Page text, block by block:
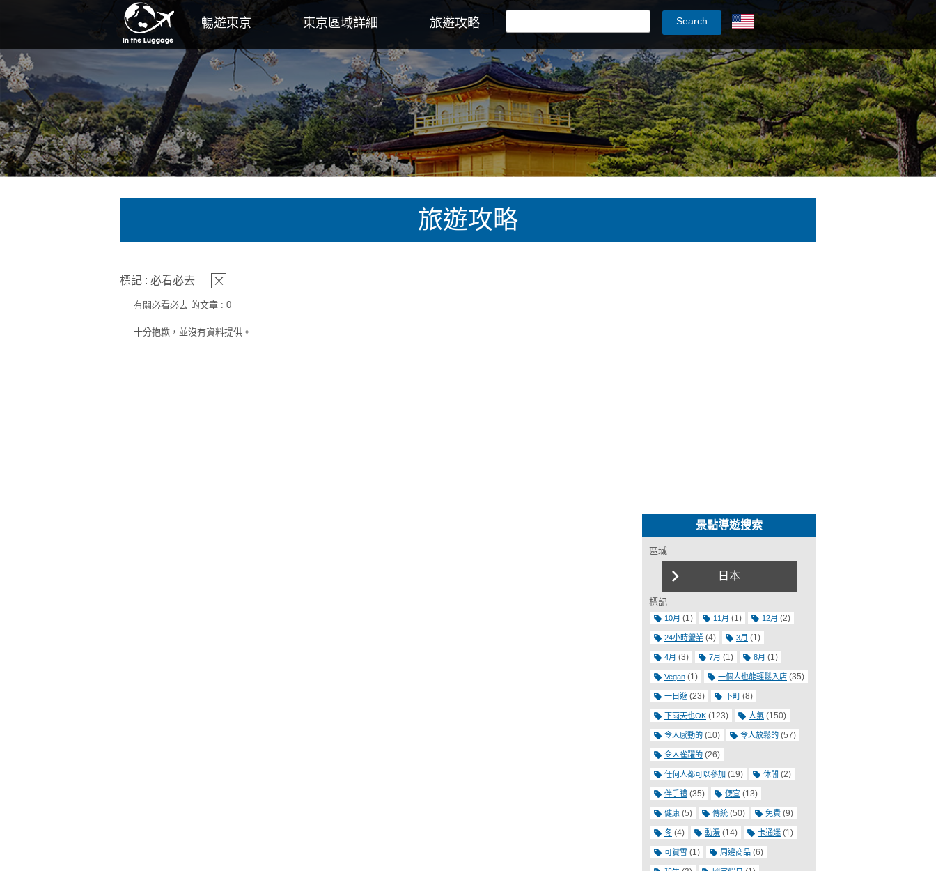
暢遊東京 東京區域詳細 旅遊攻略
旅遊攻略
標記 : 必看必去
有關必看必去 的文章 : 0
十分抱歉，並沒有資料提供。
景點導遊搜索
區域
日本
標記
10月 (1) 11月 (1) 12月 (2)
24小時營業 (4) 3月 (1)
4月 (3) 7月 (1) 8月 (1)
Vegan (1) 一個人也能輕鬆入店 (35)
一日遊 (23) 下町 (8)
下雨天也OK (123) 人氣 (150)
令人感動的 (10) 令人放鬆的 (57)
令人雀躍的 (26)
任何人都可以參加 (19) 休閒 (2)
伴手禮 (35) 便宜 (13)
健康 (5) 傳統 (50) 免費 (9)
冬 (4) 動漫 (14) 卡通迷 (1)
可賞雪 (1) 周邊商品 (6)